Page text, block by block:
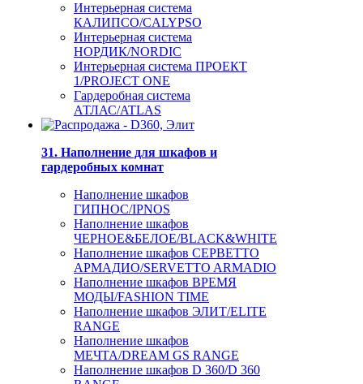
Интерьерная система
КАЛИПСО/CALYPSO
Интерьерная система
НОРДИК/NORDIC
Интерьерная система ПРОЕКТ
1/PROJECT ONE
Гардеробная система
АТЛАС/ATLAS
31. Наполнение для шкафов и
гардеробных комнат
Наполнение шкафов
ГИПНОС/IPNOS
Наполнение шкафов
ЧЕРНОЕ&БЕЛОЕ/BLACK&WHITE
Наполнение шкафов СЕРВЕТТО
АРМАДИО/SERVETTO ARMADIO
Наполнение шкафов ВРЕМЯ
МОДЫ/FASHION TIME
Наполнение шкафов ЭЛИТ/ELITE
RANGE
Наполнение шкафов
МЕЧТА/DREAM GS RANGE
Наполнение шкафов D 360/D 360